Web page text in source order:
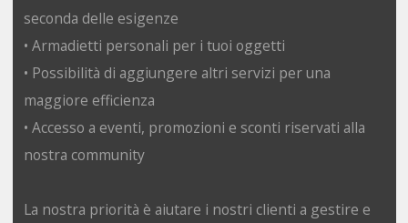
seconda delle esigenze
• Armadietti personali per i tuoi oggetti
• Possibilità di aggiungere altri servizi per una
maggiore efficienza
• Accesso a eventi, promozioni e sconti riservati alla
nostra community
La nostra priorità è aiutare i nostri clienti a gestire e